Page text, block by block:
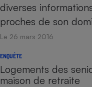
diverses
proches de son
Le 26 mars 2016
ENQUÊTE
Logements des
maison de retraite